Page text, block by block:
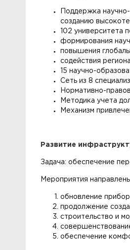
Поддержка
созданию
102 университета
формирования
повышения
содействия
15 научно-
Сеть из 8
Нормативно-
Методика учета
Механизм
Развитие
Задача: обеспечение
Мероприятия
обновление
продолжение
строительство и
обеспечение